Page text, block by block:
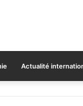
Actualité